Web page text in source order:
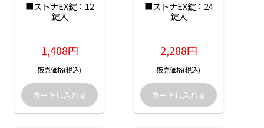
■ストナEX錠：12
錠入
1,408円
販売価格(税込)
■ストナEX錠：24
錠入
2,288円
販売価格(税込)